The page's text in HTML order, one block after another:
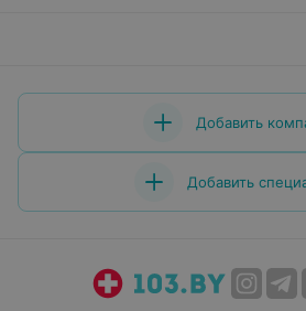
Добавить
Добавить